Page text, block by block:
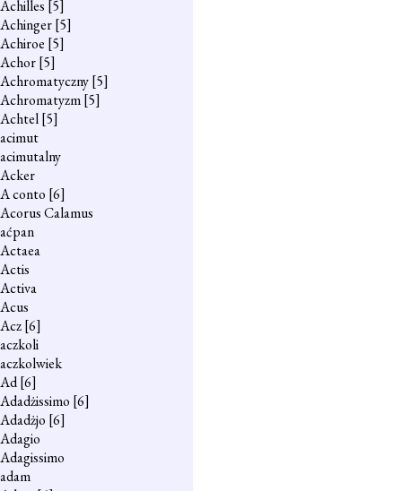
Achilles [5]
Achinger[5]
Achiroe [5]
Achor[5]
Achromatyczny[5]
Achromatyzm[5]
Achtel[5]
acimut
acimutalny
Acker
A conto [6]
Acorus Calamus
aćpan
Actaea
Actis
Activa
Acus
Acz[6]
aczkoli
aczkolwiek
Ad[6]
Adadżissimo [6]
Adadżjo [6]
Adagio
Adagissimo
adam